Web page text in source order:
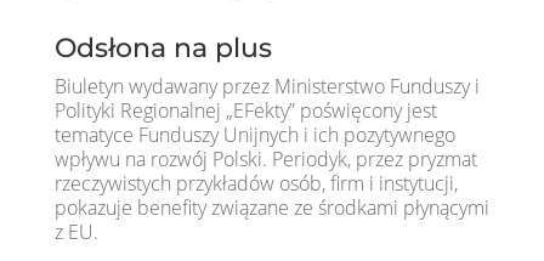
Odsłona na plus
Biuletyn wydawany przez Ministerstwo Funduszy i
Polityki Regionalnej „EFekty” poświęcony jest
tematyce Funduszy Unijnych i ich pozytywnego
wpływu na rozwój Polski. Periodyk, przez pryzmat
rzeczywistych przykładów osób, firm i instytucji,
pokazuje benefity związane ze środkami płynącymi
z EU.